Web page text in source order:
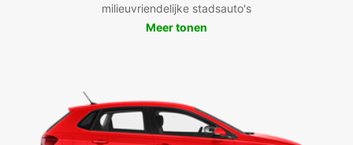
milieuvriendelijke stadsauto's
Meer tonen